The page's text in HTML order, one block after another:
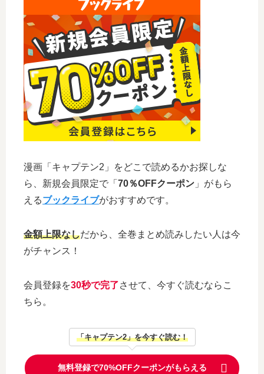
漫画「キャプテン2」をどこで読めるかお探しな
ら、新規会員限定で「 70％OFFクーポン 」がもら
えるブックライブがおすすめです。
金額上限なしだから、全巻まとめ読みしたい人は今
がチャンス！
会員登録を30秒で完了させて、今すぐ読むならこ
ちら。
「キャプテン2」を今すぐ読む！
無料登録で70%OFFクーポンがもらえる